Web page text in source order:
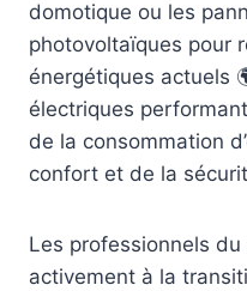
domotique ou les
photovoltaïques pour
énergétiques actuels
électriques
de la consommation
confort et de la
Les professionnels
activement à la